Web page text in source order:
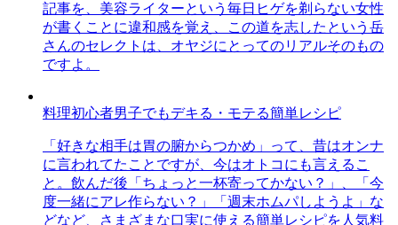
記事を、美容ライターという毎日ヒゲを剃らない女性
が書くことに違和感を覚え、この道を志したという岳
さんのセレクトは、オヤジにとってのリアルそのもの
ですよ。
料理初心者男子でもデキる・モテる簡単レシピ
「好きな相手は胃の腑からつかめ」って、昔はオンナ
に言われてたことですが、今はオトコにも言えるこ
と。飲んだ後「ちょっと一杯寄ってかない？」、「今
度一緒にアレ作らない？」「週末ホムパしようよ」な
どなど、さまざまな口実に使える簡単レシピを人気料